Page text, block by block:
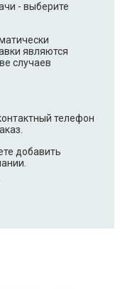
- выберите
являются
случаев
телефон
добавить